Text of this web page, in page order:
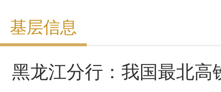
基层信息
黑龙江分行：我国最北高